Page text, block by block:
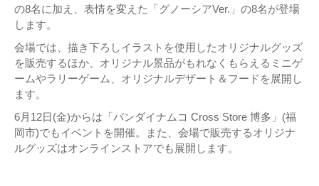
の8名に加え、表情を変えた「グノーシアVer.」の8名が登場
します。
会場では、描き下ろしイラストを使用したオリジナルグッズ
を販売するほか、オリジナル景品がもれなくもらえるミニゲ
ームやラリーゲーム、オリジナルデザート＆フードを展開し
ます。
6月12日(金)からは「バンダイナムコ Cross Store 博多」(福
岡市)でもイベントを開催。また、会場で販売するオリジナ
ルグッズはオンラインストアでも展開します。